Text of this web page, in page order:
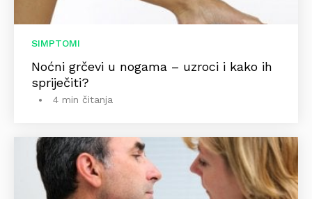
SIMPTOMI
Noćni grčevi u nogama – uzroci i kako ih
spriječiti?
4 min čitanja